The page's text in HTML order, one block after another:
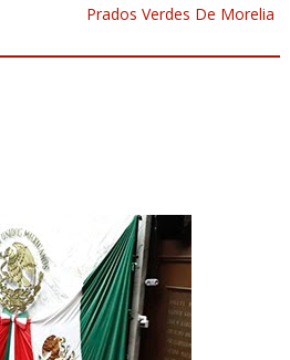
Prados Verdes De Morelia